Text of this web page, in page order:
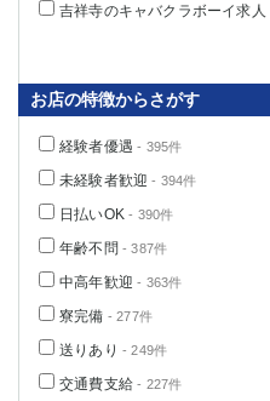
吉祥寺のキャバクラボーイ求
お店の特徴からさがす
経験者優遇 - 395件
未経験者歓迎 - 394件
日払いOK - 390件
年齢不問 - 387件
中高年歓迎 - 363件
寮完備 - 277件
送りあり - 249件
交通費支給 - 227件
所沢
熊
蕨
船橋
成田
柏（東口）
茂原
八千代台